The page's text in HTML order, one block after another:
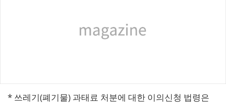
* 쓰레기(폐기물) 과태료 처분에 대한 이의신청 법령은